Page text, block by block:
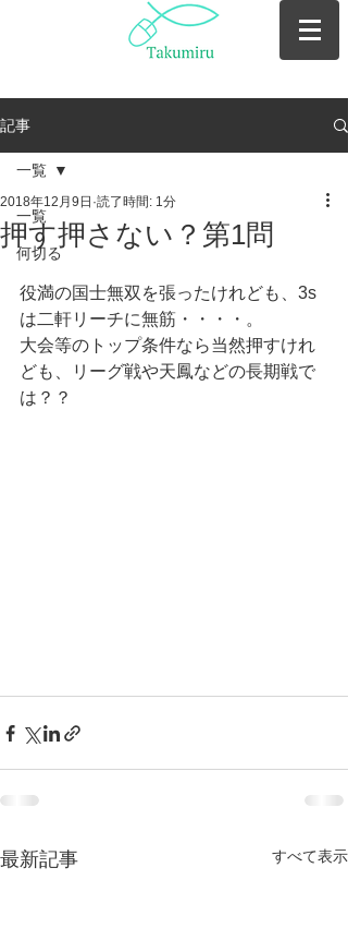
記事
一覧
何切る
一覧
押す押さない？第1問
2018年12月9日 読了時間: 1分
役満の国士無双を張ったけれども、3s
は二軒リーチに無筋・・・・。
大会等のトップ条件なら当然押すけれ
ども、リーグ戦や天鳳などの長期戦で
は？？
最新記事 すべて表示